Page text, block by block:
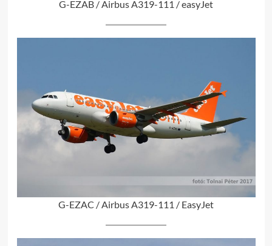
G-EZAB / Airbus A319-111 / easyJet
G-EZAC / Airbus A319-111 / EasyJet